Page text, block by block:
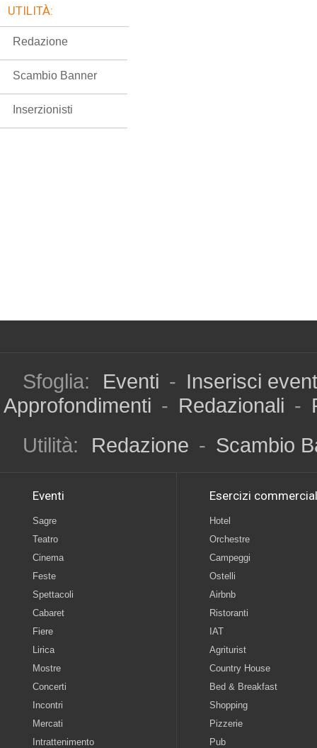
UTILITÀ:
Redazione
Scambio Banner
Inserzionisti
Sfoglia: Eventi - Inserisci
Approfondimenti - Redazionali -
Utilità:
Redazione - Scambio
Eventi
Sagre
Teatro
Cinema
Feste
Spettacoli
Cabaret
Fiere
Lirica
Mostre
Concerti
Incontri
Mercati
Intrattenimento
Esercizi
Hotel
Orchestre
Campeggi
Ostelli
Airbnb
Ristoranti
IAT
Agriturist
Country House
Bed & Breakfast
Shopping
Pizzerie
Pub